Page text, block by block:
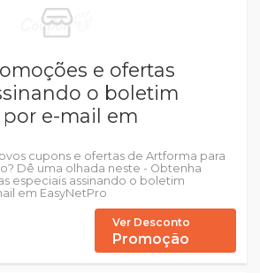
e ofertas
o boletim
e-mail em
cupons e ofertas de Artforma para
Dê uma olhada neste - Obtenha
especiais assinando o boletim
em EasyNetPro
Ver Desconto
Promoção